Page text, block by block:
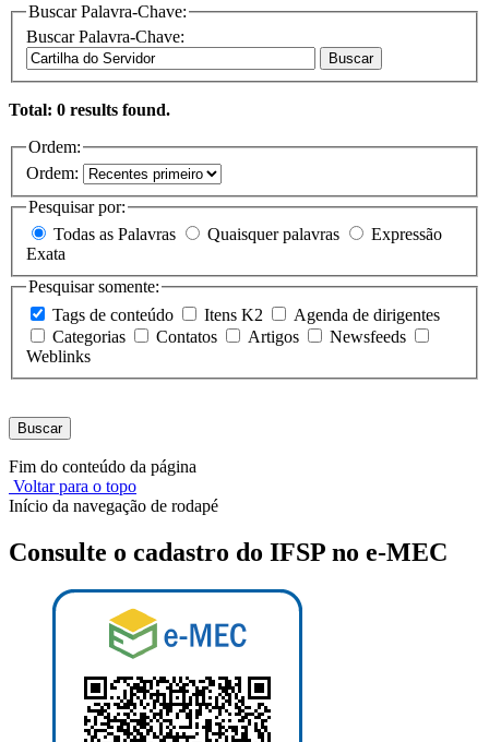
Buscar Palavra-Chave:
Buscar Palavra-Chave:
Buscar
Total: 0 results found.
Ordem:
Ordem:
Pesquisar por:
Todas as Palavras
Quaisquer palavras
Exata
Pesquisar somente:
Tags de conteúdo
Itens K2
Agenda de dirigentes
Categorias
Contatos Artigos
Newsfeeds
Weblinks
Buscar
Fim do conteúdo da página
Voltar para o topo
Início da navegação de rodapé
Consulte o cadastro do IFSP no e-MEC